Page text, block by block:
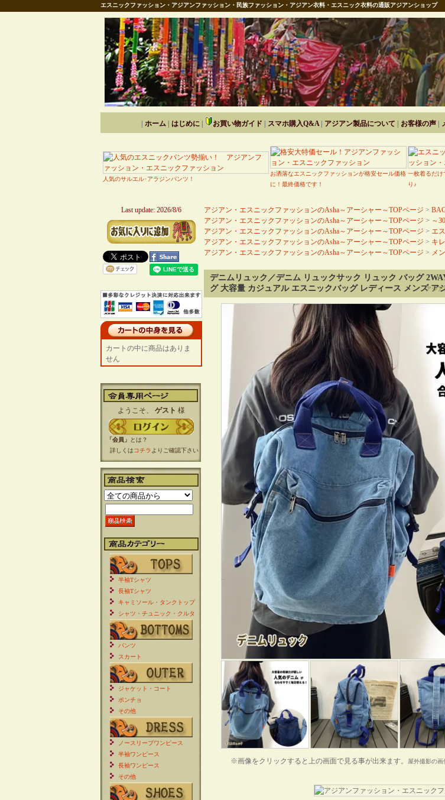
エスニックファッション・アジアンファッション・民族ファッション・アジアン衣料・エスニック衣料の通販アジアンショップ
ホーム| はじめに| お買い物ガイド スマホ購入Q&A| アジアン製品について お客様の声|
人気のサルエル･アラジンパンツ！
お洒落なエスニックファッションが格安セール価格
に！最終価格です！
一枚着るだけ
り♪
アジアン・エスニックファッションのAsha～アーシャー～TOPページ >
アジアン・エスニックファッションのAsha～アーシャー～TOPページ > ～
アジアン・エスニックファッションのAsha～アーシャー～TOPページ > エ
アジアン・エスニックファッションのAsha～アーシャー～TOPページ > キ
アジアン・エスニックファッションのAsha～アーシャー～TOPページ > メ
デニムリュック／デニム リュックサック リュック バッグ
グ 大容量 カジュアル エスニックバッグ レディース メンズ ア
アジア
※画像をクリックすると上の画面で見る事が出来ます。 屋外撮影の画
Last update: 2026/8/6
カートの中に商品はありま
せん
ようこそ、 ゲスト 様
「会員」
とは？
詳しくはコチラ よりご確認下さい
半袖Tシャツ
長袖Tシャツ
キャミソール・タンクトップ
シャツ・チュニック・クルタ
パンツ
スカート
ジャケット・コート
ポンチョ
その他
ノースリーブワンピース
半袖ワンピース
長袖ワンピース
その他